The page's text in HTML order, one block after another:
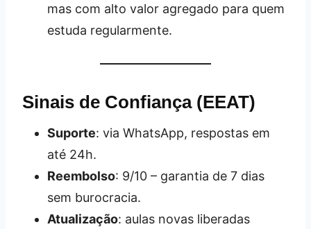
mas com alto valor agregado para quem
estuda regularmente.
Sinais de Confiança (EEAT)
Suporte: via WhatsApp, respostas em
até 24h.
Reembolso: 9/10 – garantia de 7 dias
sem burocracia.
Atualização: aulas novas liberadas